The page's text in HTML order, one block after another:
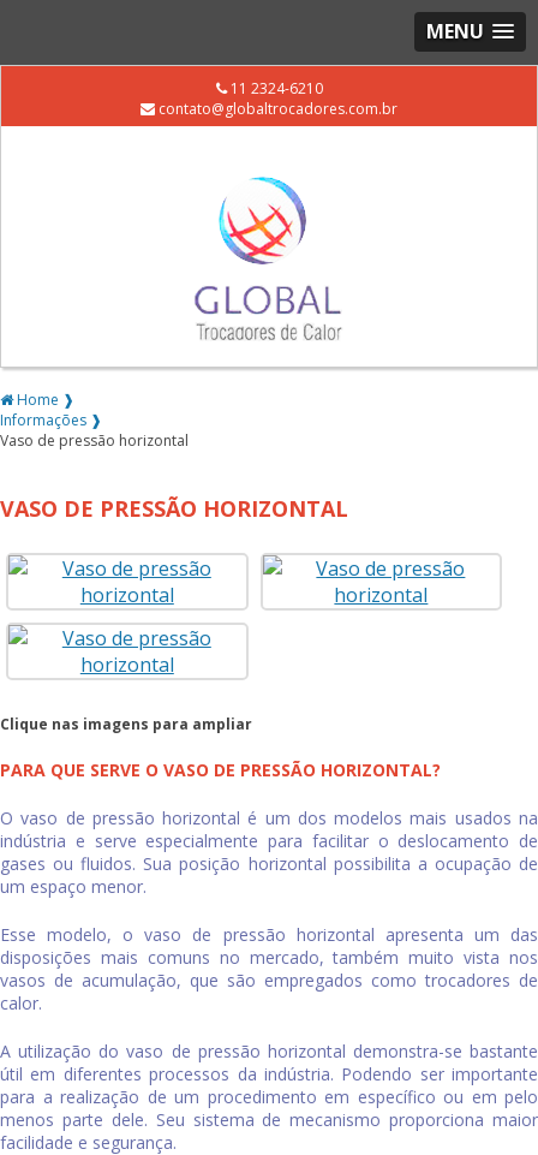
MENU
11 2324-6210
contato@globaltrocadores.com.br
Home ❱
Informações ❱
Vaso de pressão horizontal
VASO DE PRESSÃO HORIZONTAL
Clique nas imagens para ampliar
PARA QUE SERVE O VASO DE PRESSÃO HORIZONTAL?
Ovaso de pressão horizontal é um dos modelos mais usados na
indústria e serve especialmente para facilitar o deslocamento de
gases ou fluidos. Sua posição horizontal possibilita a ocupação de
um espaço menor.
Esse modelo, ovaso de pressão horizontal apresenta um das
disposições mais comuns no mercado, também muito vista nos
vasos de acumulação, que são empregados como trocadores de
calor.
A utilização dovaso de pressão horizontal demonstra-se bastante
útil em diferentes processos da indústria. Podendo ser importante
para a realização de um procedimento em específico ou em pelo
menos parte dele. Seu sistema de mecanismo proporciona maior
facilidade e segurança.